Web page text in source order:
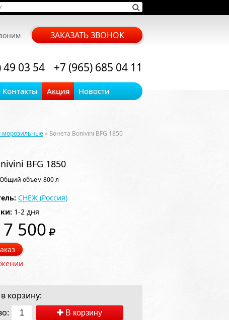
ЗАКАЗАТЬ ЗВОНОК
49 03 54 +7 (965) 685 04 11
Контакты Акция Новости
морозильные » Бонета Bonivini BFG 1850
BFG 1850
Общий объем 800 л
СНЕЖ (Россия)
1-2 дня
500
корзину:
В корзину